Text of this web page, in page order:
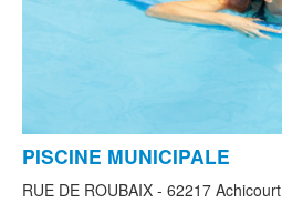
PISCINE MUNICIPALE
RUE DE ROUBAIX - 62217 Achicourt